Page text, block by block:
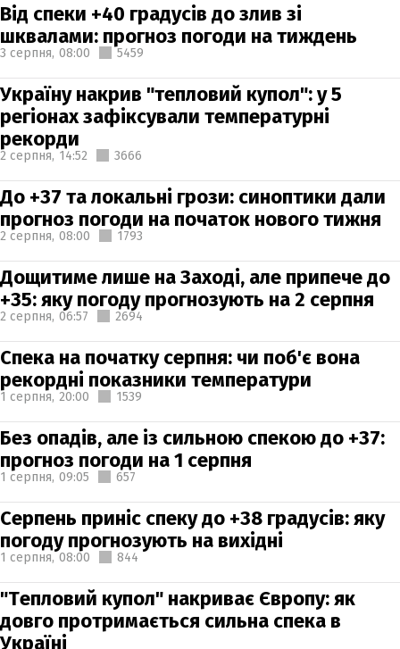
Від спеки +40 градусів до злив зі
шквалами: прогноз погоди на тиждень
3 серпня, 08:00 5459
Україну накрив "тепловий купол": у 5
регіонах зафіксували температурні
рекорди
2 серпня, 14:52 3666
До +37 та локальні грози: синоптики дали
прогноз погоди на початок нового тижня
2 серпня, 08:00 1793
Дощитиме лише на Заході, але припече до
+35: яку погоду прогнозують на 2 серпня
2 серпня, 06:57 2694
Спека на початку серпня: чи поб'є вона
рекордні показники температури
1 серпня, 20:00 1539
Без опадів, але із сильною спекою до +37:
прогноз погоди на 1 серпня
1 серпня, 09:05 657
Серпень приніс спеку до +38 градусів: яку
погоду прогнозують на вихідні
1 серпня, 08:00 844
"Тепловий купол" накриває Європу: як
довго протримається сильна спека в
Україні